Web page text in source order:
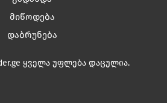
მიწოდება
დაბრუნება
ყველა უფლება დაცულია.